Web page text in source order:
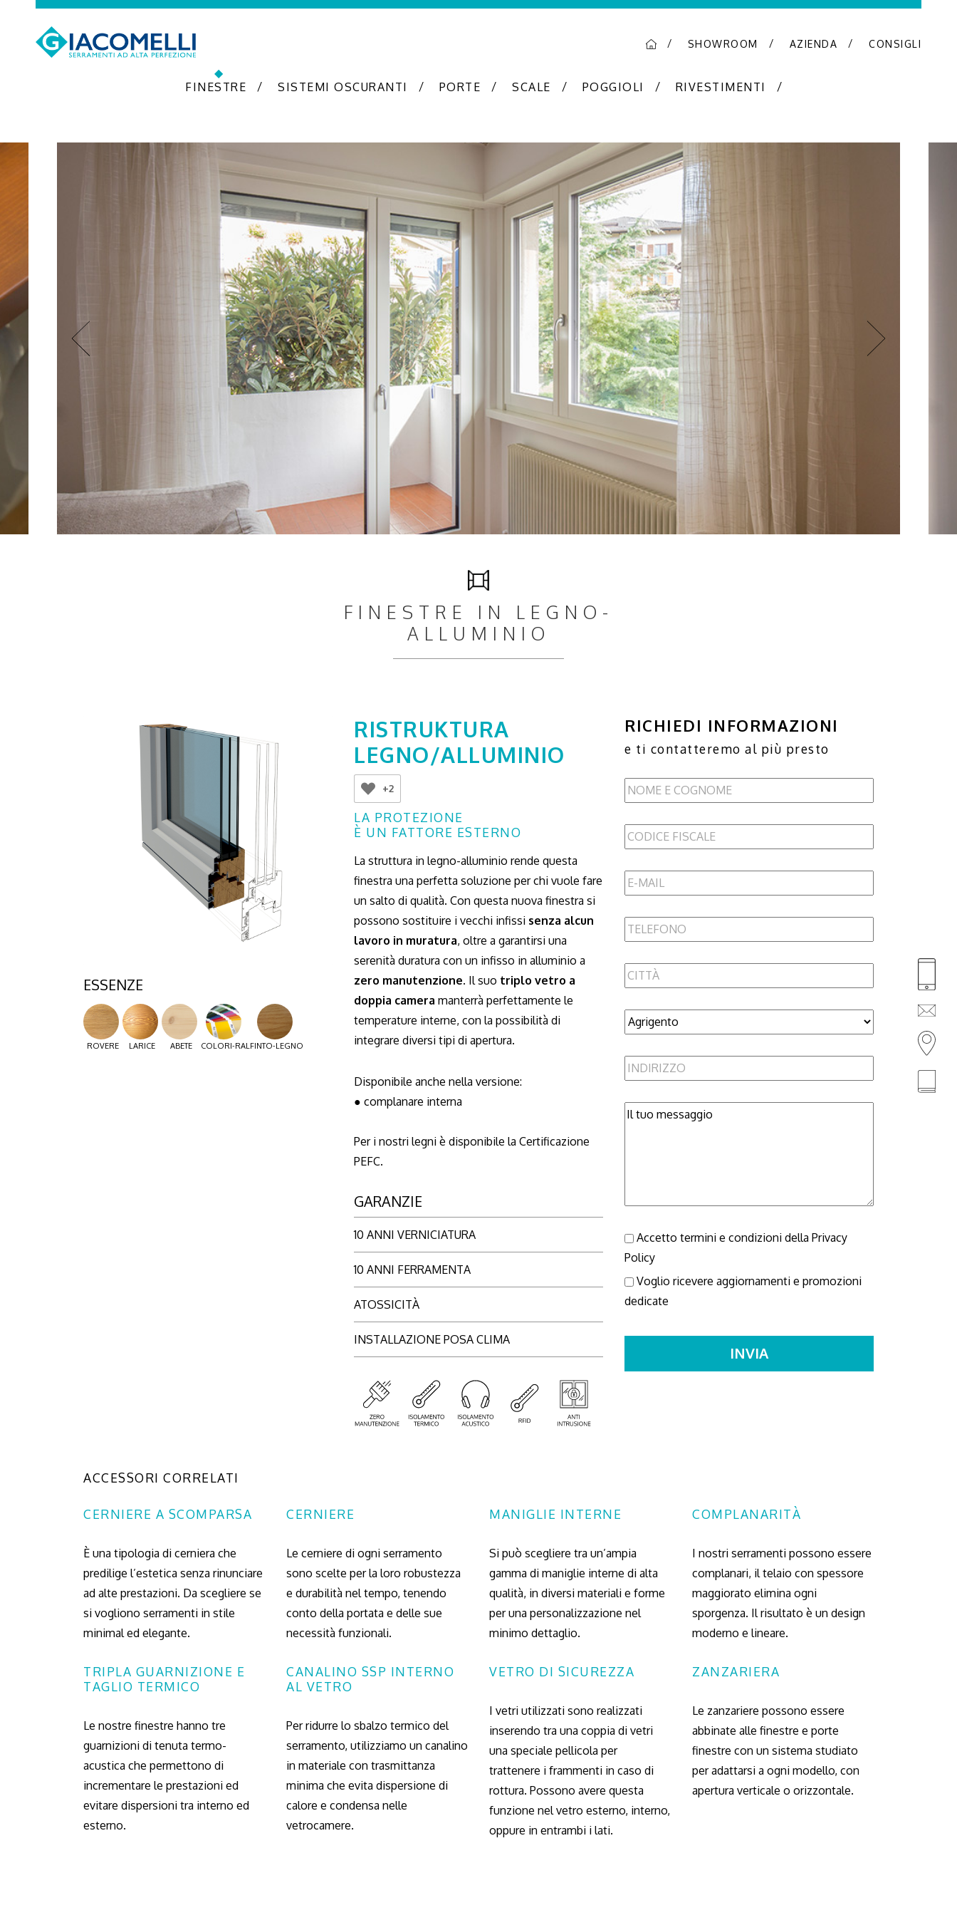
SHOWROOM AZIENDA CONSIGLI
FINESTRE SISTEMI OSCURANTI PORTE SCALE POGGIOLI RIVESTIMENTI
FINESTRE IN LEGNO-
ALLUMINIO
ESSENZE
ROVERE LARICE ABETE COLORI-RALFINTO-LEGNO
RISTRUKTURA
LEGNO/ALLUMINIO
+2
LA PROTEZIONE
È UN FATTORE ESTERNO
La struttura in legno-alluminio rende questa
finestra una perfetta soluzione per chi vuole fare
un salto di qualità. Con questa nuova finestra si
possono sostituire i vecchi infissi senza alcun
lavoro in muratura, oltre a garantirsi una
serenità duratura con un infisso in alluminio a
zero manutenzione. Il suo triplo vetro a
doppia camera manterrà perfettamente le
temperature interne, con la possibilità di
integrare diversi tipi di apertura.
Disponibile anche nella versione:
● complanare interna
Per i nostri legni è disponibile la Certificazione
PEFC.
GARANZIE
10 ANNI VERNICIATURA
10 ANNI FERRAMENTA
ATOSSICITÀ
INSTALLAZIONE POSA CLIMA
RICHIEDI INFORMAZIONI
e ti contatteremo al più presto
Accetto termini e condizioni della Privacy
Policy
Voglio ricevere aggiornamenti e promozioni
dedicate
ACCESSORI CORRELATI
CERNIERE A SCOMPARSA
È una tipologia di cerniera che
predilige l’estetica senza rinunciare
ad alte prestazioni. Da scegliere se
si vogliono serramenti in stile
minimal ed elegante.
CERNIERE
Le cerniere di ogni serramento
sono scelte per la loro robustezza
e durabilità nel tempo, tenendo
conto della portata e delle sue
necessità funzionali.
MANIGLIE INTERNE
Si può scegliere tra un’ampia
gamma di maniglie interne di alta
qualità, in diversi materiali e forme
per una personalizzazione nel
minimo dettaglio.
COMPLANARITÀ
I nostri serramenti possono essere
complanari, il telaio con spessore
maggiorato elimina ogni
sporgenza. Il risultato è un design
moderno e lineare.
TRIPLA GUARNIZIONE E
TAGLIO TERMICO
Le nostre finestre hanno tre
guarnizioni di tenuta termo-
acustica che permettono di
incrementare le prestazioni ed
evitare dispersioni tra interno ed
esterno.
CANALINO SSP INTERNO
AL VETRO
Per ridurre lo sbalzo termico del
serramento, utilizziamo un canalino
in materiale con trasmittanza
minima che evita dispersione di
calore e condensa nelle
vetrocamere.
VETRO DI SICUREZZA
I vetri utilizzati sono realizzati
inserendo tra una coppia di vetri
una speciale pellicola per
trattenere i frammenti in caso di
rottura. Possono avere questa
funzione nel vetro esterno, interno,
oppure in entrambi i lati.
ZANZARIERA
Le zanzariere possono essere
abbinate alle finestre e porte
finestre con un sistema studiato
per adattarsi a ogni modello, con
apertura verticale o orizzontale.